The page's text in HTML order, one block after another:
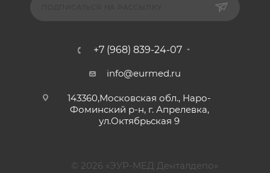
+7 (968) 839-24-07
info@eurmed.ru
143360,Московская обл., Наро-
Фоминский р-н, г. Апрелевка,
ул.Октябрьская 9
© 2026 «ЭУР-МЕД Денталдепо»